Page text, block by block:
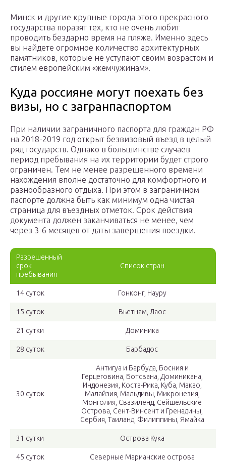
Минск и другие крупные города этого прекрасного
государства поразят тех, кто не очень любит
проводить бездарно время на пляже. Именно здесь
вы найдете огромное количество архитектурных
памятников, которые не уступают своим возрастом и
стилем европейским «жемчужинам».
Куда россияне могут поехать без
визы, но с загранпаспортом
При наличии заграничного паспорта для граждан РФ
на 2018-2019 год открыт безвизовый въезд в целый
ряд государств. Однако в большинстве случаев
период пребывания на их территории будет строго
ограничен. Тем не менее разрешенного времени
нахождения вполне достаточно для комфортного и
разнообразного отдыха. При этом в заграничном
паспорте должна быть как минимум одна чистая
страница для въездных отметок. Срок действия
документа должен заканчиваться не менее, чем
через 3-6 месяцев от даты завершения поездки.
Разрешенный
срок
пребывания
Список стран
14 суток Гонконг, Науру
15 суток Вьетнам, Лаос
21 сутки Доминика
28 суток Барбадос
30 суток
Антигуа и Барбуда, Босния и
Герцеговина, Ботсвана, Доминикана,
Индонезия, Коста-Рика, Куба, Макао,
Малайзия, Мальдивы, Микронезия,
Монголия, Свазиленд, Сейшельские
Острова, Сент-Винсент и Гренадины,
Сербия, Таиланд, Филиппины, Ямайка
31 сутки Острова Кука
45 суток Северные Марианские острова